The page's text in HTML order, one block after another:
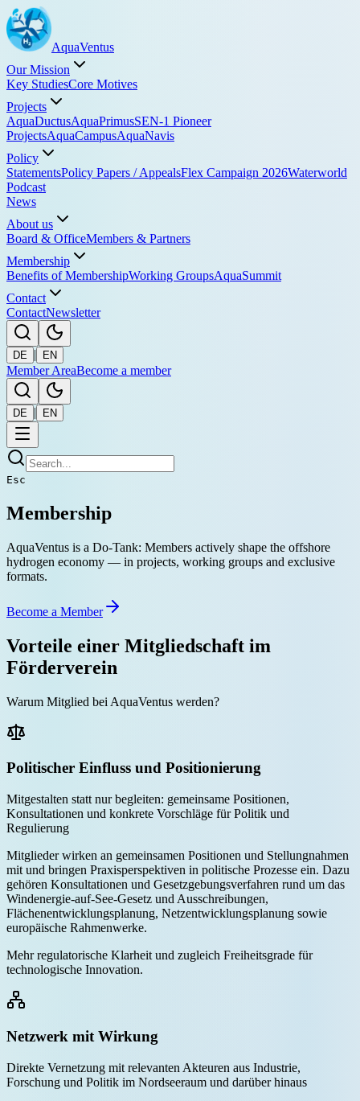
AquaVentus
Our Mission
Key StudiesCore Motives
Projects
AquaDuctusAquaPrimusSEN-1 Pioneer
ProjectsAquaCampusAquaNavis
Policy
StatementsPolicy Papers / AppealsFlex Campaign 2026Waterworld
Podcast
News
About us
Board & OfficeMembers & Partners
Membership
Benefits of MembershipWorking GroupsAquaSummit
Contact
ContactNewsletter
DE | EN
Member AreaBecome a member
DE | EN
Esc
Membership
AquaVentus is a Do-Tank: Members actively shape the offshore
hydrogen economy — in projects, working groups and exclusive
formats.
Become a Member
Vorteile einer Mitgliedschaft im
Förderverein
Warum Mitglied bei AquaVentus werden?
Politischer Einfluss und Positionierung
Mitgestalten statt nur begleiten: gemeinsame Positionen,
Konsultationen und konkrete Vorschläge für Politik und
Regulierung
Mitglieder wirken an gemeinsamen Positionen und Stellungnahmen
mit und bringen Praxisperspektiven in politische Prozesse ein. Dazu
gehören Konsultationen und Gesetzgebungsverfahren rund um das
Windenergie-auf-See-Gesetz und Ausschreibungen,
Flächenentwicklungsplanung, Netzentwicklungsplanung sowie
europäische Rahmenwerke.
Mehr regulatorische Klarheit und zugleich Freiheitsgrade für
technologische Innovation.
Netzwerk mit Wirkung
Direkte Vernetzung mit relevanten Akteuren aus Industrie,
Forschung und Politik im Nordseeraum und darüber hinaus